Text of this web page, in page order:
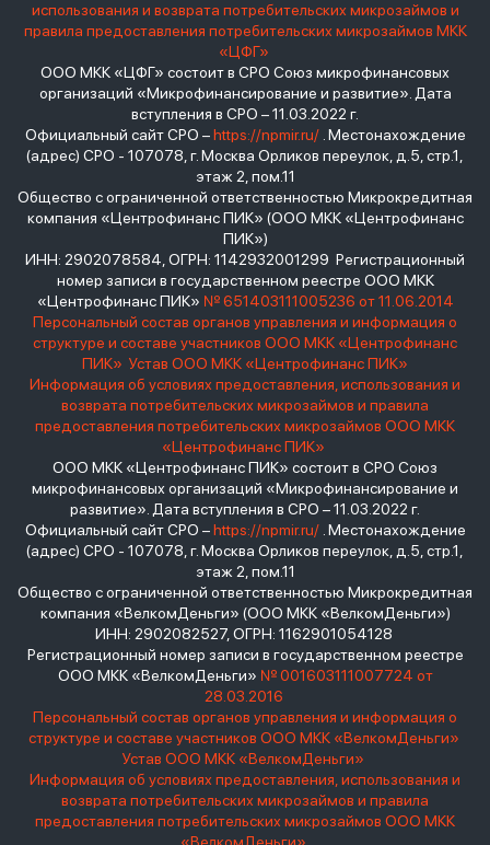
использования и возврата потребительских микрозаймов и
правила предоставления потребительских микрозаймов МКК
«ЦФГ»
ООО МКК «ЦФГ» состоит в СРО Союз микрофинансовых
организаций «Микрофинансирование и развитие». Дата
вступления в СРО – 11.03.2022 г.
Официальный сайт СРО –https://npmir.ru/. Местонахождение
(адрес) СРО - 107078, г. Москва Орликов переулок, д.5, стр.1,
этаж 2, пом.11
Общество с ограниченной ответственностью Микрокредитная
компания «Центрофинанс ПИК» (ООО МКК «Центрофинанс
ПИК»)
ИНН: 2902078584, ОГРН: 1142932001299 Регистрационный
номер записи в государственном реестре ООО МКК
«Центрофинанс ПИК» № 651403111005236 от 11.06.2014
Персональный состав органов управления и информация о
структуре и составе участников ООО МКК «Центрофинанс
ПИК» Устав ООО МКК «Центрофинанс ПИК»
Информация об условиях предоставления, использования и
возврата потребительских микрозаймов и правила
предоставления потребительских микрозаймов ООО МКК
«Центрофинанс ПИК»
ООО МКК «Центрофинанс ПИК» состоит в СРО Союз
микрофинансовых организаций «Микрофинансирование и
развитие». Дата вступления в СРО – 11.03.2022 г.
Официальный сайт СРО –https://npmir.ru/. Местонахождение
(адрес) СРО - 107078, г. Москва Орликов переулок, д.5, стр.1,
этаж 2, пом.11
Общество с ограниченной ответственностью Микрокредитная
компания «ВелкомДеньги» (ООО МКК «ВелкомДеньги»)
ИНН: 2902082527, ОГРН: 1162901054128
Регистрационный номер записи в государственном реестре
ООО МКК «ВелкомДеньги» № 001603111007724 от
28.03.2016
Персональный состав органов управления и информация о
структуре и составе участников ООО МКК «ВелкомДеньги»
Устав ООО МКК «ВелкомДеньги»
Информация об условиях предоставления, использования и
возврата потребительских микрозаймов и правила
предоставления потребительских микрозаймов ООО МКК